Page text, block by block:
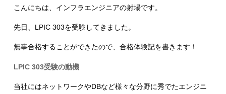
こんにちは、インフラエンジニアの射場です。
先日、LPIC 303を受験してきました。
無事合格することができたので、合格体験記を書きます！
LPIC 303受験の動機
当社にはネットワークやDBなど様々な分野に秀でたエンジニ